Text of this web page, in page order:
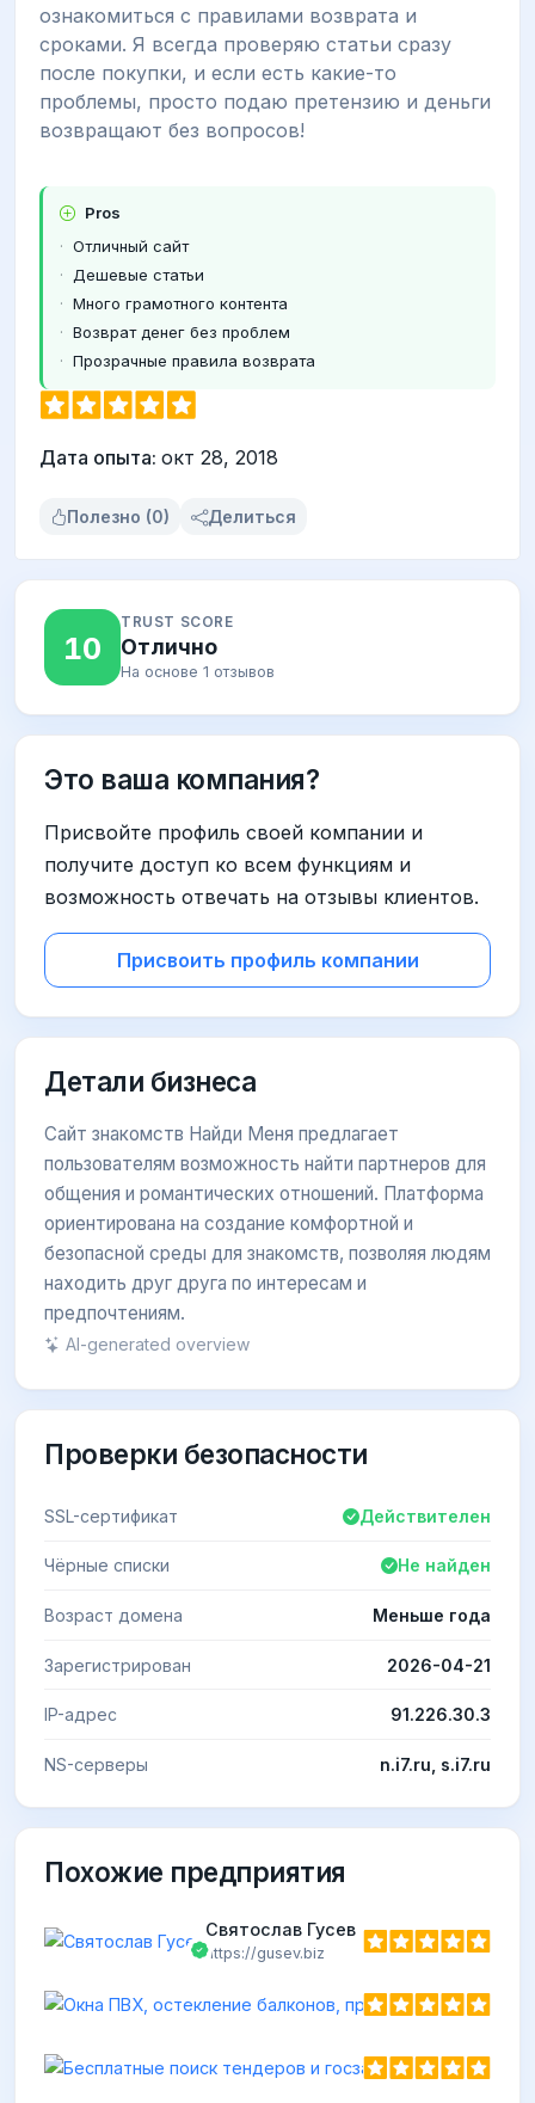
ознакомиться с правилами возврата и
сроками. Я всегда проверяю статьи сразу
после покупки, и если есть какие-то
проблемы, просто подаю претензию и деньги
возвращают без вопросов!
Pros
Отличный сайт
Дешевые статьи
Много грамотного контента
Возврат денег без проблем
Прозрачные правила возврата
Дата опыта: окт 28, 2018
Полезно (0) Делиться
10
TRUST SCORE
Отлично
На основе 1 отзывов
Это ваша компания?
Присвойте профиль своей компании и
получите доступ ко всем функциям и
возможность отвечать на отзывы клиентов.
Присвоить профиль компании
Детали бизнеса
Сайт знакомств Найди Меня предлагает
пользователям возможность найти партнеров для
общения и романтических отношений. Платформа
ориентирована на создание комфортной и
безопасной среды для знакомств, позволяя людям
находить друг друга по интересам и
предпочтениям.
AI-generated overview
Проверки безопасности
SSL-сертификат Действителен
Чёрные списки Не найден
Возраст домена Меньше года
Зарегистрирован 2026-04-21
IP-адрес 91.226.30.3
NS-серверы n.i7.ru, s.i7.ru
Похожие предприятия
Святослав Гусев
https://gusev.biz